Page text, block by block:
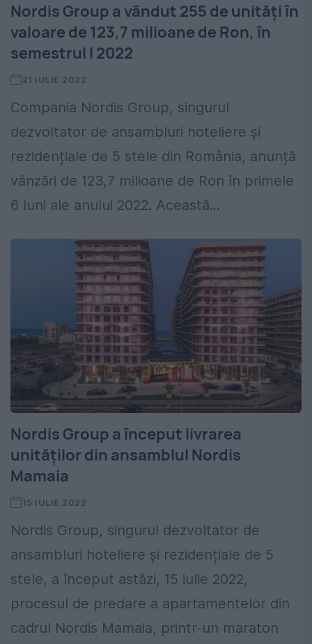
Nordis Group a vândut 255 de unități în
valoare de 123,7 milioane de Ron, în
semestrul I 2022
21 IULIE 2022
Compania Nordis Group, singurul
dezvoltator de ansambluri hoteliere și
rezidențiale de 5 stele din România, anunță
vânzări de 123,7 milioane de Ron în primele
6 luni ale anului 2022. Această...
Nordis Group a început livrarea
unităților din ansamblul Nordis
Mamaia
15 IULIE 2022
Nordis Group, singurul dezvoltator de
ansambluri hoteliere și rezidențiale de 5
stele, a început astăzi, 15 iulie 2022,
procesul de predare a apartamentelor din
cadrul Nordis Mamaia, printr-un maraton